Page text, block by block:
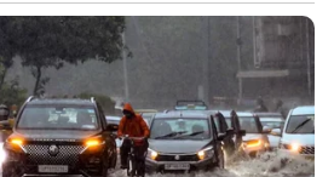
19.03 കിലോമീറ്റർ
നൽകുന്നു,
കിലോമീറ്റർ ലീറ്റർ
വില ഏഴ് ലക്ഷം